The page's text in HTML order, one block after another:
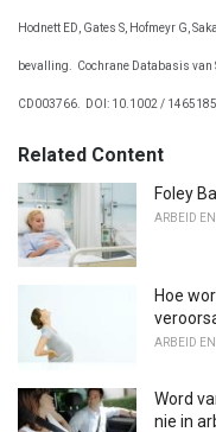
Hodnett ED, Gates S, Hofmeyr G,
bevalling. Cochrane Databasis van
CD003766. DOI: 10.1002 /
Related Content
Foley
ARBEID
Hoe
ARBEID
Word
nie in